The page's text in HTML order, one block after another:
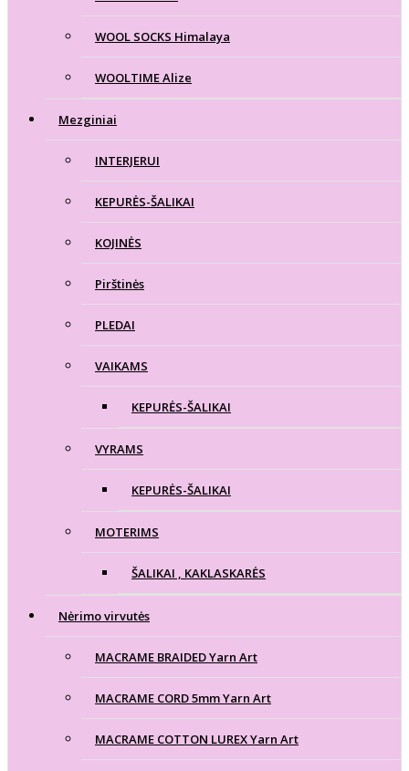
WOOL SOCKS Himalaya
WOOLTIME Alize
Mezginiai
INTERJERUI
KEPURĖS-ŠALIKAI
KOJINĖS
Pirštinės
PLEDAI
VAIKAMS
KEPURĖS-ŠALIKAI
VYRAMS
KEPURĖS-ŠALIKAI
MOTERIMS
ŠALIKAI , KAKLASKARĖS
Nėrimo virvutės
MACRAME BRAIDED Yarn Art
MACRAME CORD 5mm Yarn Art
MACRAME COTTON LUREX Yarn Art